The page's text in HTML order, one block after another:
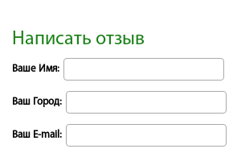
Написать отзыв
Ваше Имя:
Ваш Город:
Ваш E-mail: